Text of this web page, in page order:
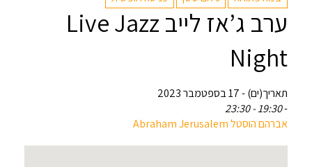
ערב ג’אז לייב Live Jazz
Night
תאריך(ים) - 17 בספטמבר 2023
-
19:30 - 23:30
אברהם הוסטל Abraham Jerusalem